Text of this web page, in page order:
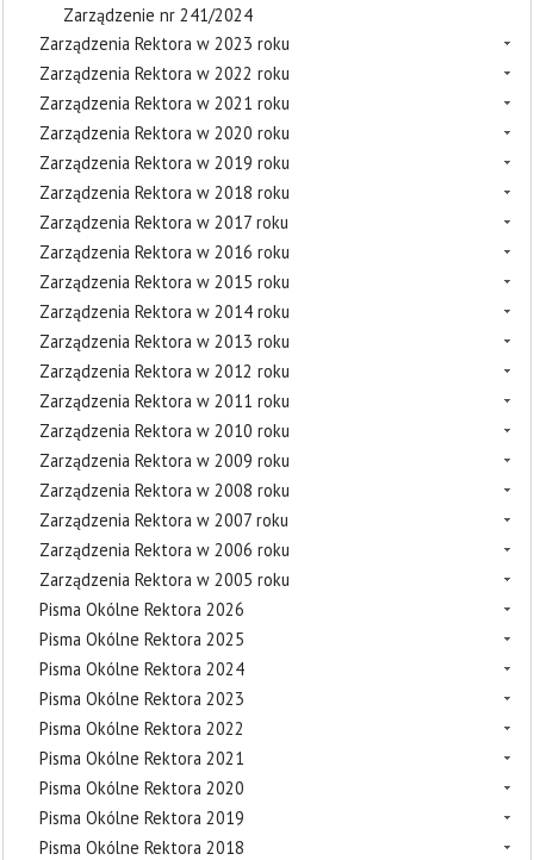
Zarządzenie nr 241/2024
Zarządzenia Rektora w 2023 roku
Zarządzenia Rektora w 2022 roku
Zarządzenia Rektora w 2021 roku
Zarządzenia Rektora w 2020 roku
Zarządzenia Rektora w 2019 roku
Zarządzenia Rektora w 2018 roku
Zarządzenia Rektora w 2017 roku
Zarządzenia Rektora w 2016 roku
Zarządzenia Rektora w 2015 roku
Zarządzenia Rektora w 2014 roku
Zarządzenia Rektora w 2013 roku
Zarządzenia Rektora w 2012 roku
Zarządzenia Rektora w 2011 roku
Zarządzenia Rektora w 2010 roku
Zarządzenia Rektora w 2009 roku
Zarządzenia Rektora w 2008 roku
Zarządzenia Rektora w 2007 roku
Zarządzenia Rektora w 2006 roku
Zarządzenia Rektora w 2005 roku
Pisma Okólne Rektora 2026
Pisma Okólne Rektora 2025
Pisma Okólne Rektora 2024
Pisma Okólne Rektora 2023
Pisma Okólne Rektora 2022
Pisma Okólne Rektora 2021
Pisma Okólne Rektora 2020
Pisma Okólne Rektora 2019
Pisma Okólne Rektora 2018